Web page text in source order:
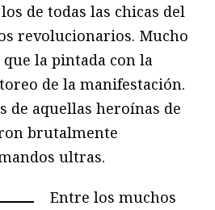
de todas las chicas del
revolucionarios. Mucho
la pintada con la
de la manifestación.
de aquellas heroínas de
brutalmente
ultras.
Entre los muchos